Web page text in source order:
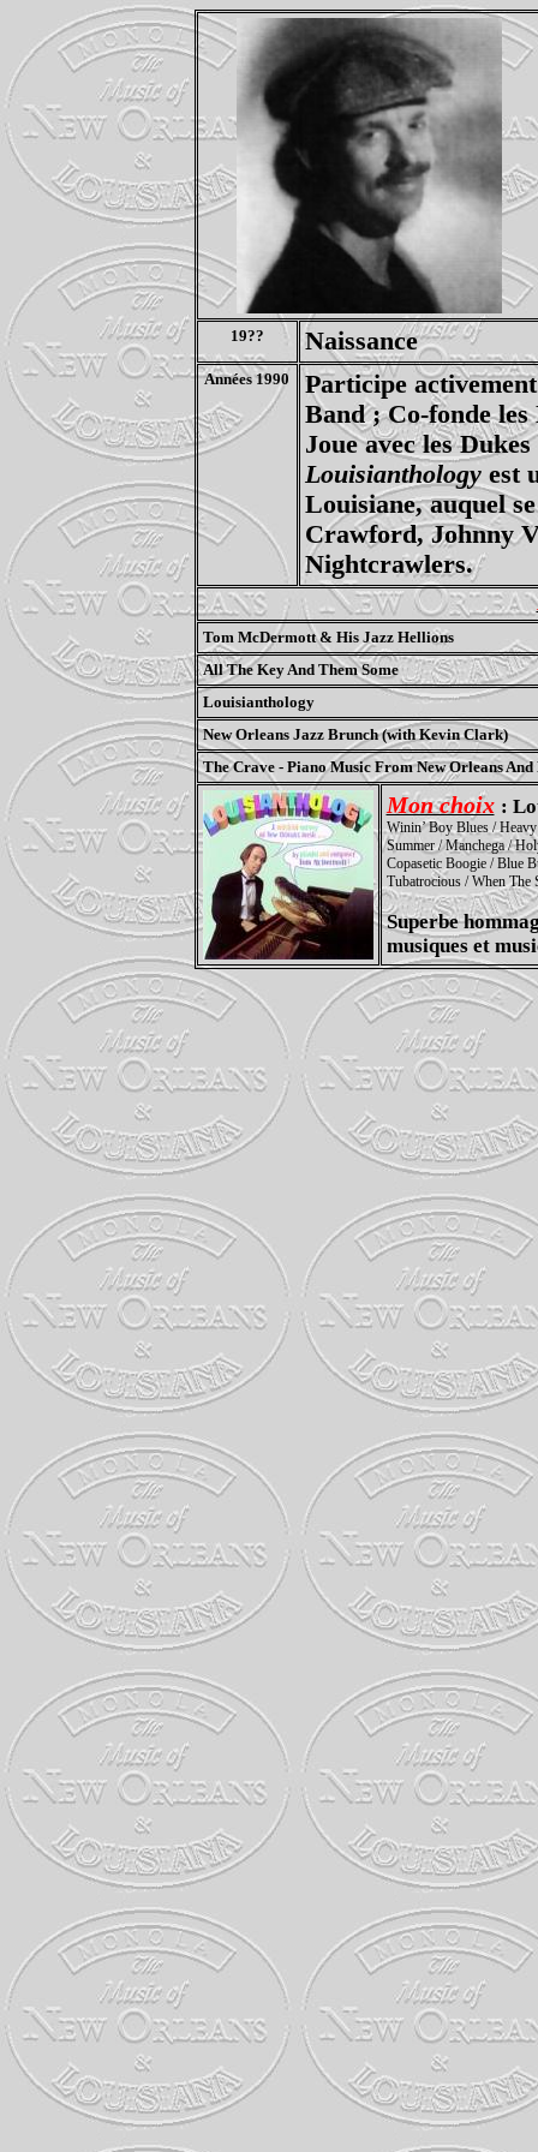
19?? Naissance
Années 1990
Participe
Band ; Co-fonde
Joue avec les
Louisianthologyest
Louisiane, auquel
Crawford, Johnny
Nightcrawlers.
Tom McDermott & His Jazz Hellions
All The Key And Them Some
Louisianthology
New Orleans Jazz Brunch (with Kevin Clark)
The Crave - Piano Music From New Orleans And
Mon choix :
Winin’ Boy Blues /
Summer / Manchega /
Copasetic Boogie / Blue
Tubatrocious / When
Superbe
musiques et